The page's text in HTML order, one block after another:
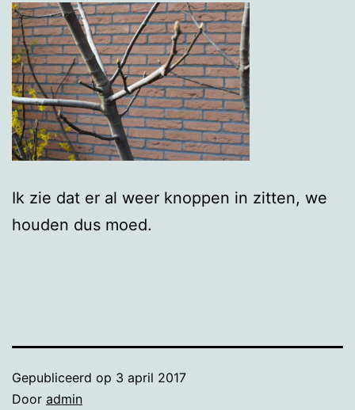
Ik zie dat er al weer knoppen in zitten, we
houden dus moed.
Gepubliceerd op 3 april 2017
Door admin